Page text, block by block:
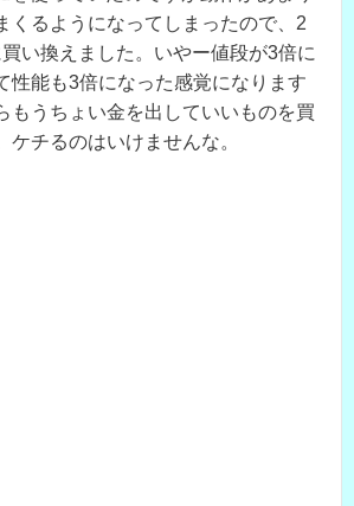
くるようになってしまったので、2
い換えました。いやー値段が3倍に
性能も3倍になった感覚になります
もうちょい金を出していいものを買
ケチるのはいけませんな。